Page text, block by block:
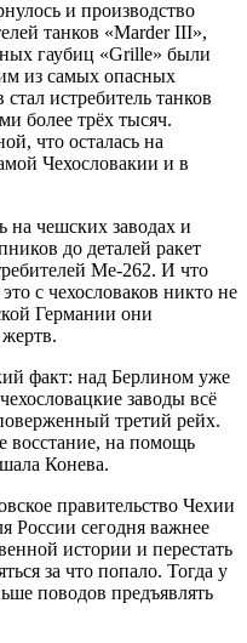
и производство
танков «Marder III»,
гаубиц «Grille» были
из самых опасных
истребитель танков
более трёх тысяч.
что осталась на
Чехословакии и в
на чешских заводах и
до деталей ракет
Me-262. И что
с чехословаков никто не
Германии они
жертв.
факт: над Берлином уже
заводы всё
третий рейх.
восстание, на помощь
Конева.
правительство Чехии
России сегодня важнее
истории и перестать
за что попало. Тогда у
поводов предъявлять